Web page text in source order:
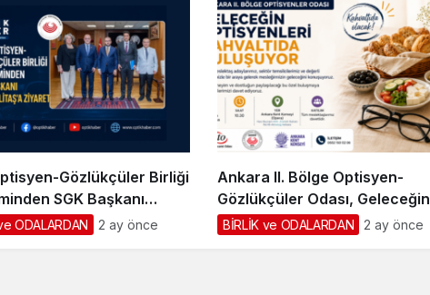
Gözlükçüler Birliği
SGK Başkanı
Ziyaret
ODALARDAN 2 ay önce
Ankara II. Bölge Optisyen-
Gözlükçüler Odası, Geleceğin
Optisyenleri ile Kahvaltıda
BİRLİK ve ODALARDAN 2 ay önce